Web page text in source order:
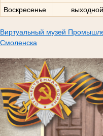
Воскресенье
выходной
Виртуальный музей
Смоленска